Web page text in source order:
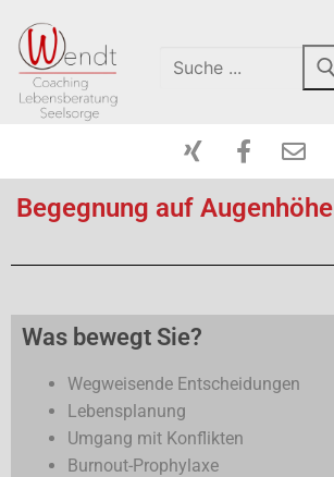
Start-Coaching
Mein Angebot
Intensiv-Tage
Paarberatung
Über Mich
Kontakt
Begegnung auf Augenhöhe
Was bewegt Sie?
Wegweisende Entscheidungen
Lebensplanung
Umgang mit Konflikten
Burnout-Prophylaxe